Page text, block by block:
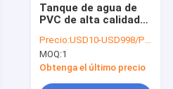
Tanque de agua de
PVC de alta calidad
litros Tanques de
almacenamiento de
PVC de la vejiga para
Precio:USD10-USD998/PCS
MOQ:1
Obtenga el último precio